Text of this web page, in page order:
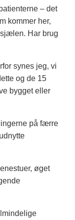
– det
kommer her,
Har brug
synes jeg, vi
og de 15
bygget eller
på færre
øget